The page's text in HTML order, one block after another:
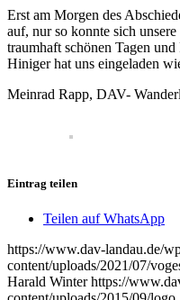
Erst am Morgen des
auf, nur so konnte sich
traumhaft schönen Tagen
Hiniger hat uns eingeladen
Meinrad Rapp, DAV-
Eintrag teilen
Teilen auf WhatsApp
https://www.dav-landau.de/
content/uploads/2021/07/
Harald Winter https://